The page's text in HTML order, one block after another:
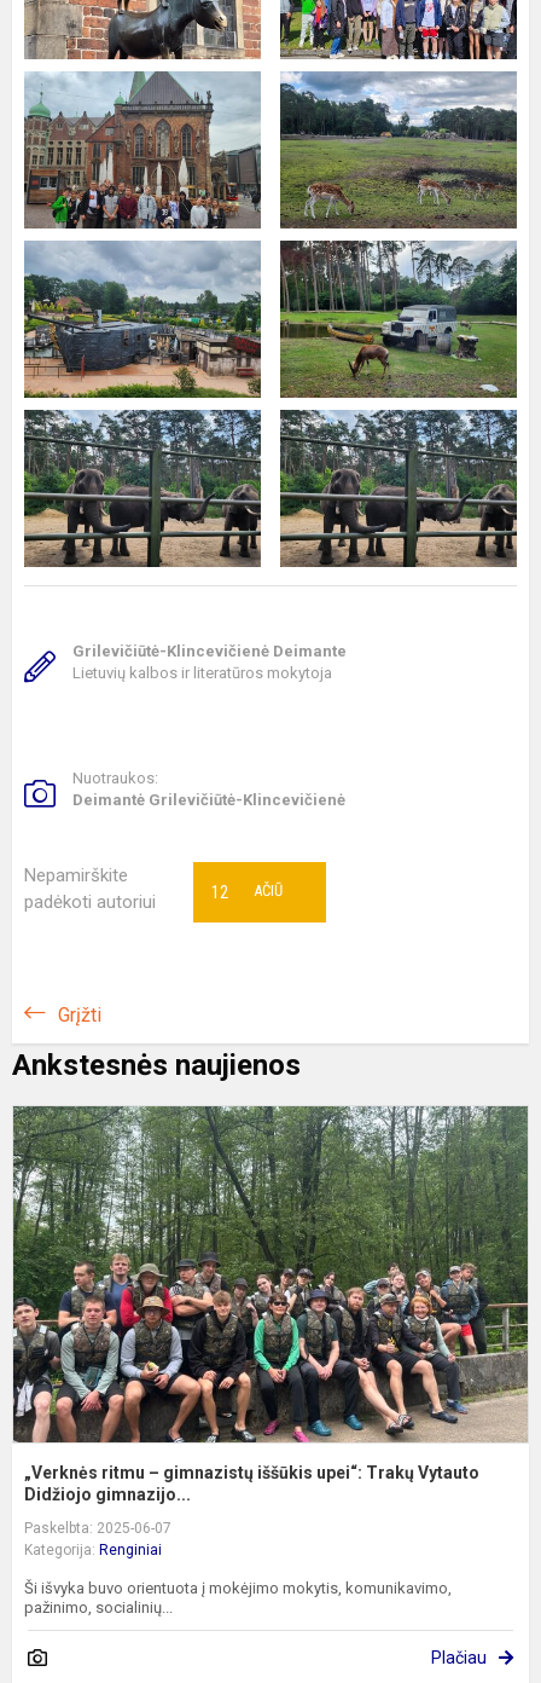
Grilevičiūtė-Klincevičienė Deimante
Lietuvių kalbos ir literatūros mokytoja
Nuotraukos:
Deimantė Grilevičiūtė-Klincevičienė
Nepamirškite
padėkoti autoriui
AČIŪ
12
Grįžti
Ankstesnės naujienos
„Verknės ritmu – gimnazistų iššūkis upei“: Trakų Vytauto
Didžiojo gimnazijo...
Paskelbta: 2025-06-07
Kategorija: Renginiai
Ši išvyka buvo orientuota į mokėjimo mokytis, komunikavimo,
pažinimo, socialinių...
Plačiau